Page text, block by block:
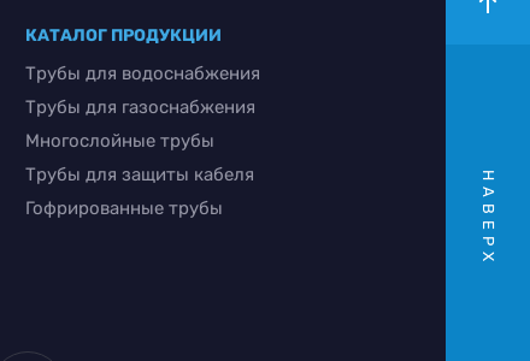
НАВЕРХ
КАТАЛОГ ПРОДУКЦИИ
Трубы для водоснабжения
Трубы для газоснабжения
Многослойные трубы
Трубы для защиты кабеля
Гофрированные трубы